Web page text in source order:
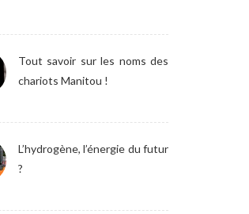
Tout savoir sur les noms des
chariots Manitou !
L’hydrogène, l’énergie du futur
?